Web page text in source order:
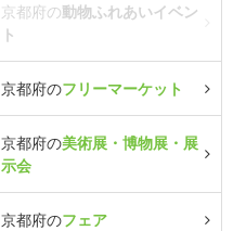
京都府の動物ふれあいイベン
ト
京都府のフリーマーケット
京都府の美術展・博物展・展
示会
京都府のフェア